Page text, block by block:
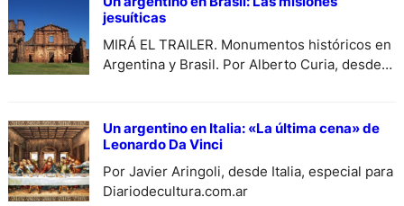
mexicana presentan una muestra integrada
por sus obras más representativas y
memorables, que se puede visitar del 5 de
diciembre al 15…
jesuíticas
MIRÁ EL TRAILER. Monumentos históricos en
Argentina y Brasil. Por Alberto Curia, desde
Un argentino en Italia: «La última cena» de
Leonardo Da Vinci
Por Javier Aringoli, desde Italia, especial para
Diariodecultura.com.ar